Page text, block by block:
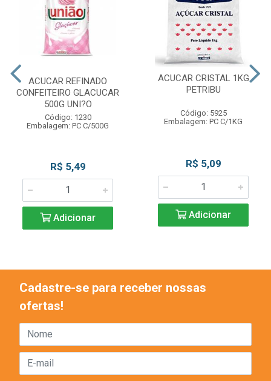
ACUCAR REFINADO
CONFEITEIRO GLACUCAR
500G UNI?O
Código: 1230
Embalagem: PC C/500G
R$ 5,49
Adicionar
ACUCAR CRISTAL 1KG
PETRIBU
Código: 5925
Embalagem: PC C/1KG
R$ 5,09
Adicionar
Cadastre-se para receber nossas
ofertas!